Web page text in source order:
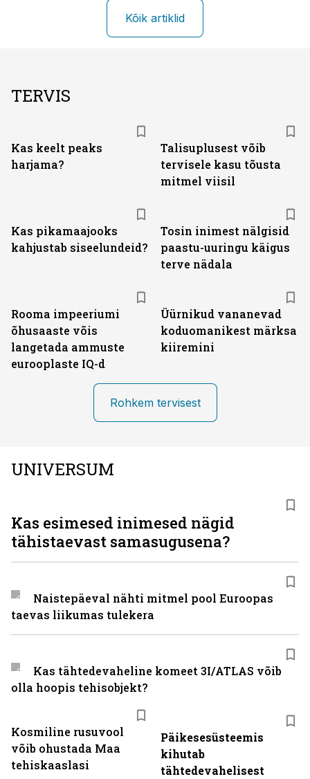
Kõik artiklid
TERVIS
Kas keelt peaks
harjama?
Talisuplusest võib
tervisele kasu tõusta
mitmel viisil
Kas pikamaajooks
kahjustab siseelundeid?
Tosin inimest nälgisid
paastu-uuringu käigus
terve nädala
Rooma impeeriumi
õhusaaste võis
langetada ammuste
eurooplaste IQ-d
Üürnikud vananevad
koduomanikest märksa
kiiremini
Rohkem tervisest
UNIVERSUM
Kosmiline rusuvool
võib ohustada Maa
tehiskaaslasi
Päikesesüsteemis
kihutab
tähtedevahelisest
Kas esimesed inimesed nägid
tähistaevast samasugusena?
Naistepäeval nähti mitmel pool Euroopas
taevas liikumas tulekera
Kas tähtedevaheline komeet 3I/ATLAS võib
olla hoopis tehisobjekt?